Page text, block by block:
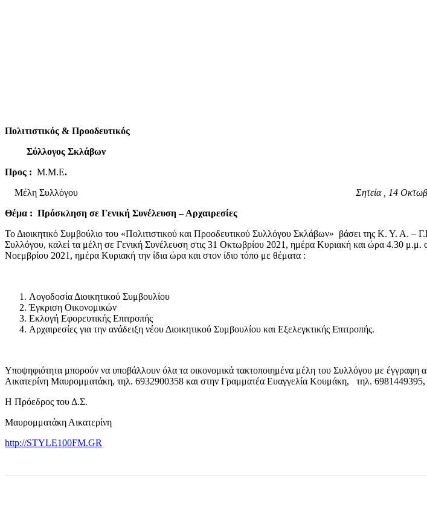
Πολιτιστικός & Προοδευτικός
Σύλλογος Σκλάβων
Προς : Μ.Μ.Ε.
Μέλη Συλλόγου Σητεία , 14
Θέμα : Πρόσκληση σε Γενική Συνέλευση – Αρχαιρεσίες
Το Διοικητικό Συμβούλιο του «Πολιτιστικού και Προοδευτικού Συλλόγου Σκλάβων» βάσει της Κ. Υ.
Συλλόγου, καλεί τα μέλη σε Γενική Συνέλευση στις 31 Οκτωβρίου 2021, ημέρα Κυριακή και ώρα 4.30 μ.μ.
Νοεμβρίου 2021, ημέρα Κυριακή την ίδια ώρα και στον ίδιο τόπο με θέματα :
Λογοδοσία Διοικητικού Συμβουλίου
Έγκριση Οικονομικών
Εκλογή Εφορευτικής Επιτροπής
Αρχαιρεσίες για την ανάδειξη νέου Διοικητικού Συμβουλίου και Εξελεγκτικής Επιτροπής.
Υποψηφιότητα μπορούν να υποβάλλουν όλα τα οικονομικά τακτοποιημένα μέλη του Συλλόγου με έγγραφη
Αικατερίνη Μαυρομματάκη, τηλ. 6932900358 και στην Γραμματέα Ευαγγελία Κουμάκη, τηλ. 6981449395,
Η Πρόεδρος του Δ.Σ.
Μαυρομματάκη Αικατερίνη
http://STYLE100FM.GR